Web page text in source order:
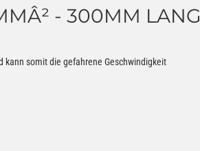
- 300MM LANG
kann somit die gefahrene Geschwindigkeit